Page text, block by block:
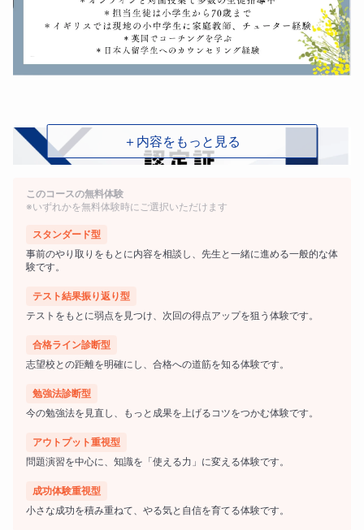
＋内容をもっと見る
このコースの無料体験
※いずれかを無料体験時にご選択いただけます
スタンダード型
事前のやり取りをもとに内容を相談し、先生と一緒に進める一般的な体
験です。
テスト結果振り返り型
テストをもとに弱点を見つけ、次回の得点アップを狙う体験です。
合格ライン診断型
志望校との距離を明確にし、合格への道筋を知る体験です。
勉強法診断型
今の勉強法を見直し、もっと成果を上げるコツをつかむ体験です。
アウトプット重視型
問題演習を中心に、知識を「使える力」に変える体験です。
成功体験重視型
小さな成功を積み重ねて、やる気と自信を育てる体験です。